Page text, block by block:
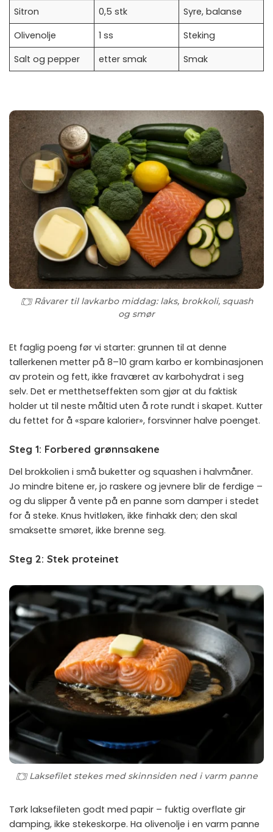
Sitron
0,5 stk
Syre, balanse
Olivenolje
1 ss
Steking
Salt og pepper
etter smak Smak
Råvarer til lavkarbo middag: laks, brokkoli, squash
og smør
Et faglig poeng før vi starter: grunnen til at denne
tallerkenen metter på 8–10 gram karbo er kombinasjonen
av protein og fett, ikke fraværet av karbohydrat i seg
selv. Det er metthetseffekten som gjør at du faktisk
holder ut til neste måltid uten å rote rundt i skapet. Kutter
du fettet for å «spare kalorier», forsvinner halve poenget.
Steg 1: Forbered grønnsakene
Del brokkolien i små buketter og squashen i halvmåner.
Jo mindre bitene er, jo raskere og jevnere blir de ferdige –
og du slipper å vente på en panne som damper i stedet
for å steke. Knus hvitløken, ikke finhakk den; den skal
smaksette smøret, ikke brenne seg.
Steg 2: Stek proteinet
Laksefilet stekes med skinnsiden ned i varm panne
Tørk laksefileten godt med papir – fuktig overflate gir
damping, ikke stekeskorpe. Ha olivenolje i en varm panne